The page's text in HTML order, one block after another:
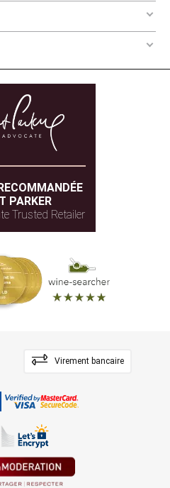
français
argileux / Calcaire / Limon
PARKER
Trusted Retailer
Virement bancaire